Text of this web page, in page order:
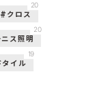
クロス
20
ニス照明
20
タイル
19